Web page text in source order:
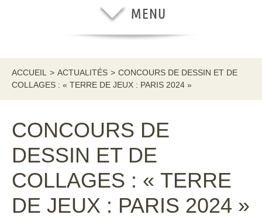
ACCUEIL > ACTUALITÉS > CONCOURS DE DESSIN ET DE
COLLAGES : « TERRE DE JEUX : PARIS 2024 »
CONCOURS DE
DESSIN ET DE
COLLAGES : « TERRE
DE JEUX : PARIS 2024 »